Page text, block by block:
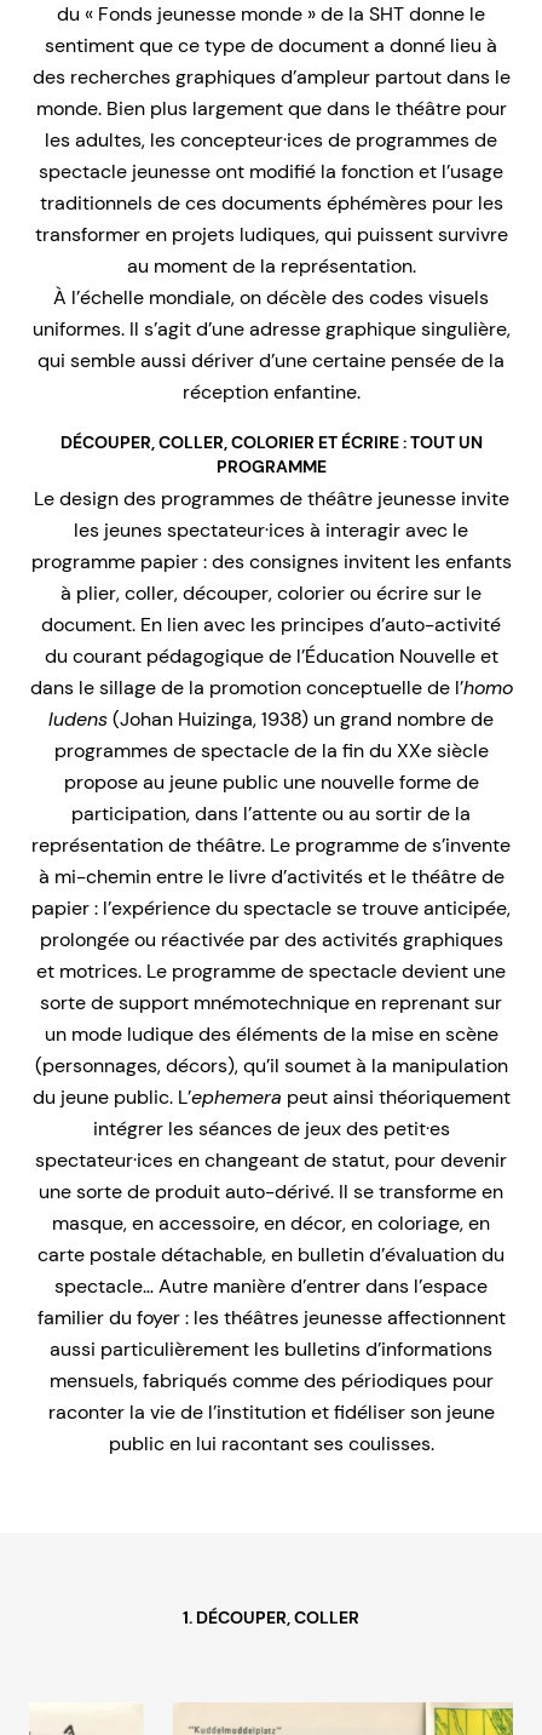
du « Fonds jeunesse monde » de la SHT donne le
sentiment que ce type de document a donné lieu à
des recherches graphiques d’ampleur partout dans le
monde. Bien plus largement que dans le théâtre pour
les adultes, les concepteur·ices de programmes de
spectacle jeunesse ont modifié la fonction et l’usage
traditionnels de ces documents éphémères pour les
transformer en projets ludiques, qui puissent survivre
au moment de la représentation.
À l’échelle mondiale, on décèle des codes visuels
uniformes. Il s’agit d’une adresse graphique singulière,
qui semble aussi dériver d’une certaine pensée de la
réception enfantine.
DÉCOUPER, COLLER, COLORIER ET ÉCRIRE : TOUT UN
PROGRAMME
Le design des programmes de théâtre jeunesse invite
les jeunes spectateur·ices à interagir avec le
programme papier : des consignes invitent les enfants
à plier, coller, découper, colorier ou écrire sur le
document. En lien avec les principes d’auto-activité
du courant pédagogique de l’Éducation Nouvelle et
dans le sillage de la promotion conceptuelle de l’homo
ludens(Johan Huizinga, 1938) un grand nombre de
programmes de spectacle de la fin du XXe siècle
propose au jeune public une nouvelle forme de
participation, dans l’attente ou au sortir de la
représentation de théâtre. Le programme de s’invente
à mi-chemin entre le livre d’activités et le théâtre de
papier : l’expérience du spectacle se trouve anticipée,
prolongée ou réactivée par des activités graphiques
et motrices. Le programme de spectacle devient une
sorte de support mnémotechnique en reprenant sur
un mode ludique des éléments de la mise en scène
(personnages, décors), qu’il soumet à la manipulation
du jeune public. L’ephemera peut ainsi théoriquement
intégrer les séances de jeux des petit·es
spectateur·ices en changeant de statut, pour devenir
une sorte de produit auto-dérivé. Il se transforme en
masque, en accessoire, en décor, en coloriage, en
carte postale détachable, en bulletin d’évaluation du
spectacle… Autre manière d’entrer dans l’espace
familier du foyer : les théâtres jeunesse affectionnent
aussi particulièrement les bulletins d’informations
mensuels, fabriqués comme des périodiques pour
raconter la vie de l’institution et fidéliser son jeune
public en lui racontant ses coulisses.
1. DÉCOUPER, COLLER